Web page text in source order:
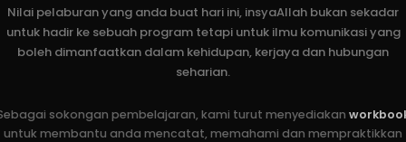
Nilai pelaburan yang anda buat hari ini, insyaAllah bukan sekadar
untuk hadir ke sebuah program tetapi untuk ilmu komunikasi yang
boleh dimanfaatkan dalam kehidupan, kerjaya dan hubungan
seharian.
sokongan pembelajaran, kami turut menyediakan
untuk membantu anda mencatat, memahami dan mempraktikkan